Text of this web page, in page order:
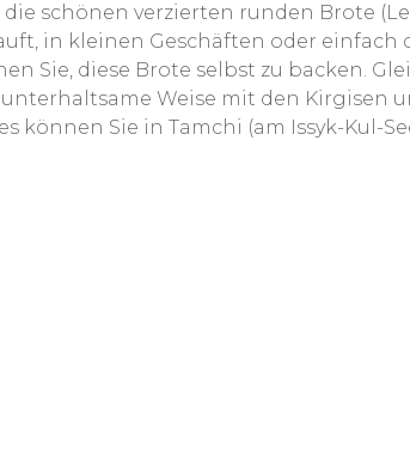
schönen verzierten runden Brote
in kleinen Geschäften oder einfach
Sie, diese Brote selbst zu backen.
Weise mit den Kirgisen
können Sie in Tamchi (am Issyk-Kul-